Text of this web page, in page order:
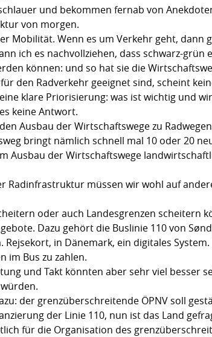
und bekommen fernab von
von morgen.
Mobilität. Wenn es um Verkehr geht, dann
ich es nachvollziehen, dass schwarz-
können: und so hat sie die
den Radverkehr geeignet sind, scheint
klare Priorisierung: was ist wichtig und
keine Antwort.
Ausbau der Wirtschaftswege zu
bringt nämlich schnell mal 10 oder 20
Ausbau der Wirtschaftswege
Radinfrastruktur müssen wir wohl auf
oder auch Landesgrenzen scheitern
Dazu gehört die Buslinie 110 von
in Dänemark, ein digitales
im Bus zu zahlen.
und Takt könnten aber sehr viel besser
der grenzüberschreitende ÖPNV soll
der Linie 110, nun ist das Land
für die Organisation des